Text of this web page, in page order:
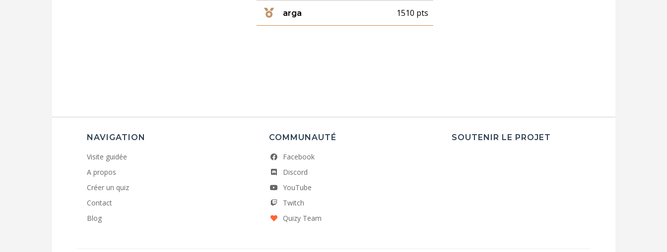
arga 1510 pts
NAVIGATION
Visite guidée
A propos
Créer un quiz
Contact
Blog
COMMUNAUTÉ
Facebook
Discord
YouTube
Twitch
Quizy Team
SOUTENIR LE PROJET